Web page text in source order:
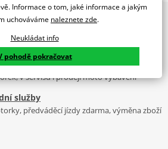
ve Španělsku. Vyrábí se ve městě
na ploše 8 000 m² v objektu, který se
a kovových součástek. Již 40
závodů motocyklů po celém světě. V
a příslušenství například: plexi,
dalšího.
značky PUIG
showroom
a Liberci
zkušeností
v servisu i prodeji moto vybavení
služby
předváděcí jízdy zdarma, výměna zboží
Informace o tom, jaké informace a jakým
uchováváme naleznete zde.
Neukládat info
pohodě pokračovat